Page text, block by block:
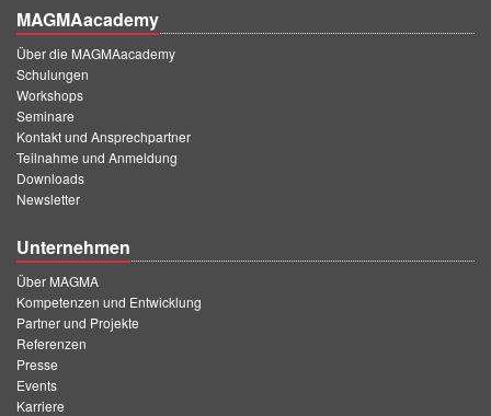
EN
KO
MAGMAacademy
Über die MAGMAacademy
Schulungen
Workshops
Seminare
Kontakt und Ansprechpartner
Teilnahme und Anmeldung
Downloads
Newsletter
Unternehmen
Über MAGMA
Kompetenzen und Entwicklung
Partner und Projekte
Referenzen
Presse
Events
Karriere